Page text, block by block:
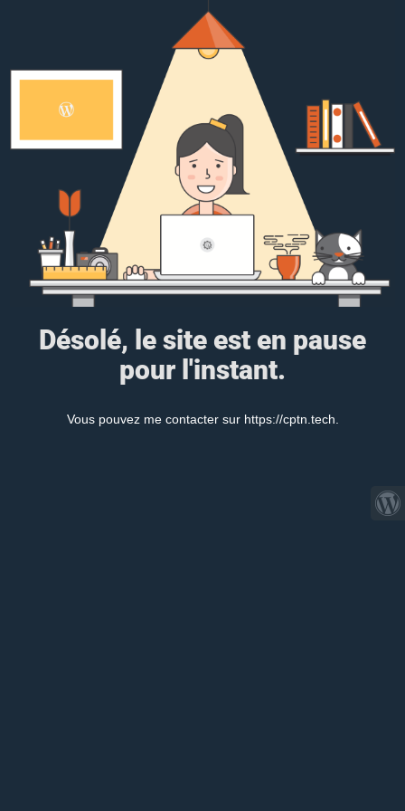
Désolé, le site est en pause
pour l'instant.
Vous pouvez me contacter sur https://cptn.tech.